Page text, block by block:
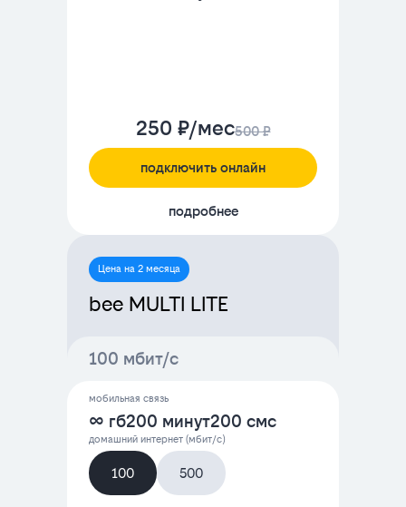
250 ₽/мес500 ₽
подключить онлайн
подробнее
Цена на 2 месяца
bee MULTI LITE
100 мбит/с
мобильная связь
∞ гб200 минут200 смс
домашний интернет (мбит/с)
100 500